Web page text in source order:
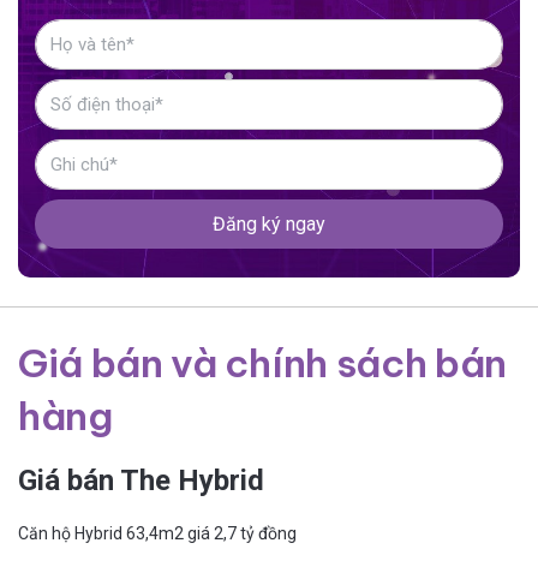
Đăng ký ngay
Giá bán và chính sách bán
hàng
Giá bán The Hybrid
Căn hộ Hybrid 63,4m2 giá 2,7 tỷ đồng